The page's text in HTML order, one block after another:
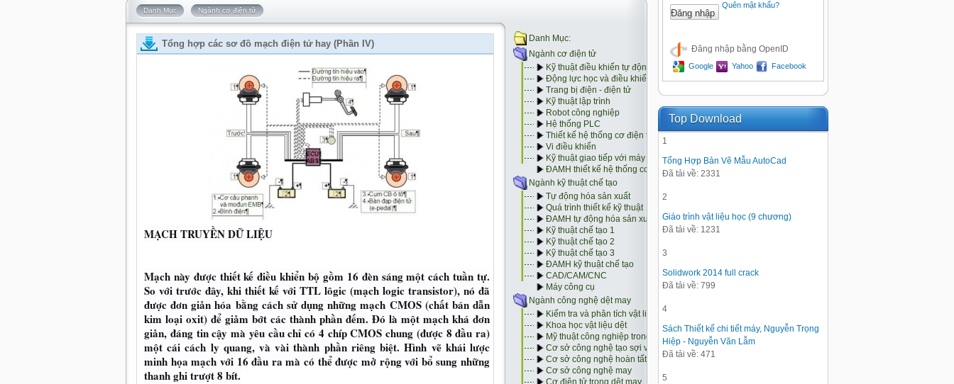
Danh Mục Ngành cơ điện tử
Tổng hợp các sơ đồ mạch điện tử hay (Phần IV)
MẠCH TRUYỀN DỮ LIỆU
Mạch này được thiết kế điều khiển bộ gồm 16 đèn sáng một cách tuần tự.
So với trước đây, khi thiết kế với TTL lôgic (mạch logic transistor), nó đã
được đơn giản hóa bằng cách sử dụng những mạch CMOS (chất bán dẫn
kim loại oxit) để giảm bớt các thành phần đếm. Đó là một mạch khá đơn
giản, đáng tin cậy mà yêu cầu chỉ có 4 chíp CMOS chung (được 8 đầu ra)
một cái cách ly quang, và vài thành phần riêng biệt. Hình vẽ khái lược
minh họa mạch với 16 đầu ra mà có thể được mở rộng với bổ sung những
thanh ghi trượt 8 bít.
Quên mật khẩu?
Đăng nhập bằng OpenID
Google Yahoo Facebook
Top Download
1
Tổng Hợp Bản Vẽ Mẫu AutoCad
Đã tải về: 2331
2
Giáo trình vật liệu học (9 chương)
Đã tải về: 1231
3
Solidwork 2014 full crack
Đã tải về: 799
4
Sách Thiết kế chi tiết máy, Nguyễn Trọng
Hiệp - Nguyễn Văn Lẫm
Đã tải về: 471
5